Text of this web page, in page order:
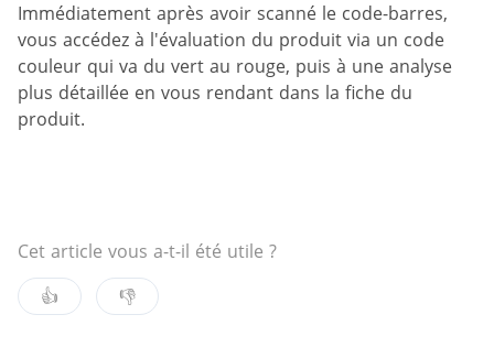
Immédiatement après avoir scanné le code-barres,
vous accédez à l'évaluation du produit via un code
couleur qui va du vert au rouge, puis à une analyse
plus détaillée en vous rendant dans la fiche du
produit.
Cet article vous a-t-il été utile ?
👍
👎